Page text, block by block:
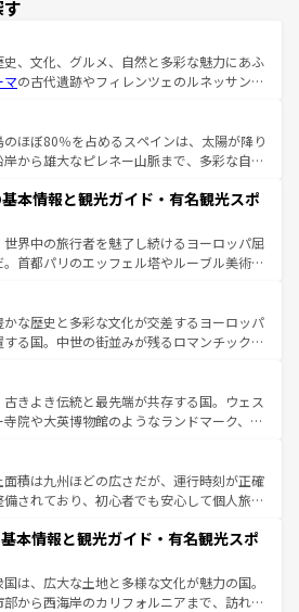
史、文化、グルメ、自然と多彩な魅力にあふ
マの古代遺跡やフィレンツェのルネッサンス
ナの美しい田園風景やアマルフィ海岸の絶
景観も見逃せない。観光の合間には、本場の
ど、絶品のイタリア料理を堪能することも
タリアで、忘れられない旅をしてみよう！
タリア情報は
のほぼ80％を占めるスペインは、太陽が降り
から雄大なピレネー山脈まで、多彩な自然
の国では、情熱的なフラメンコ、熱気あふ
て美味しいタパスが生活の一部となってい
リードの洗練された雰囲気や、バルセロナの
街角から、地方では古代ローマ遺跡や中世
よって風土や気候が異なるスペインはその個
性で訪れる人を魅了する。 なお、新着のスペイン情報は コ
を参照してほしい。
本情報と観光ガイド・有名観光スポ
世界中の旅行者を魅了し続けるヨーロッパ屈
首都パリのエッフェル塔やルーブル美術館
力が詰まっている。華麗な宮殿、歴史的な大
ビーチ、そして豊かな自然が、訪れる者を心
。また、フランスは美食の国としても知ら
ンの発祥地であるランス、プロヴァンスの
ンダー畑など、多彩な楽しみ方が可能だ。さ
外の地域にも魅力が溢れており、どの街角に
運ぶとそれぞれで全く異なる文化を体験で
きるだろう。 なお、新着のフランス情報はコンテンツ一覧
い。
かな歴史と多彩な文化が交差するヨーロッパ
する国。中世の街並みが残るロマンチック街
は、どこを歩いても飽きることがない。ベ
的活気、バイエルン州のアルプスの絶景、そ
沿いのワイン畑といった風景は必見。ビール
にはぜひ体験してほしい。 なお、新着の
コンテンツ一覧を参照してほしい。
古きよき伝統と最先端が共存する国。ウェス
寺院や大英博物館のようなランドマーク、歴
る魅力がある。また、優雅なアフタヌーン
ル好きにはたまらない英国パブ、サッカー観
だからこそできる体験も豊富。イギリスを旅
照してほしい。
面積は九州ほどの広さだが、運行時刻が正確
備されており、初心者でも安心して個人旅行
ま残る町や、スイスならではのユニークな
アルプス観光だけでなく町歩きも満喫する
国民の所得が高いため物価も高いが、旅行
パス提供のサービスもあり、うまく活用すれ
本情報と観光ガイド・有名観光スポ
は、広大な土地と多様な文化が魅力の国。
部から西海岸のカリフォルニアまで、訪れる